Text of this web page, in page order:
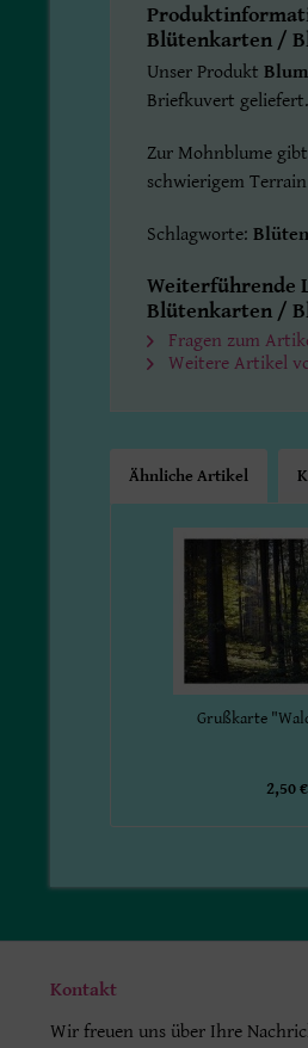
Blütenkarten /
Unser Produkt
Briefkuvert geliefert.
Zur Mohnblume
schwierigem
Schlagworte:
Weiterführende
Blütenkarten /
Fragen zum
Weitere Artikel
Ähnliche Artikel
Grußkarte
2,50
Kontakt
Wir freuen uns über Ihre